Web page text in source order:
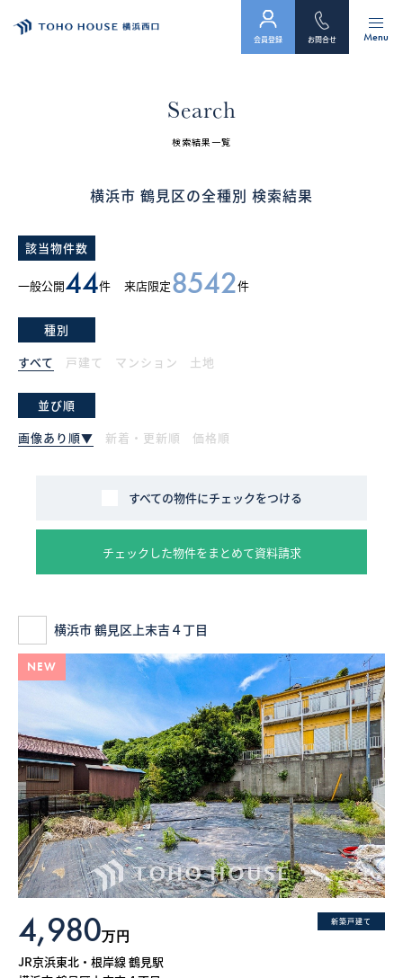
会社案内
お客様の声
お知らせ
採用情報
お気に入り物件一覧
サイトマップ
お気に入り物件一覧
What’s MIRAKARE
スペシャルムービーを見る
Menu
お問合せ
会員登録
Search
検索結果一覧
横浜市 鶴見区の全種別 検索結果
該当物件数
一般公開44件 来店限定8542件
種別
すべて
戸建て マンション 土地
並び順
画像あり順▼
新着・更新順 価格順
すべての物件にチェックをつける
チェックした物件をまとめて資料請求
横浜市 鶴見区上末吉４丁目
NEW
新築戸建て
4,980万円
JR京浜東北・根岸線 鶴見駅